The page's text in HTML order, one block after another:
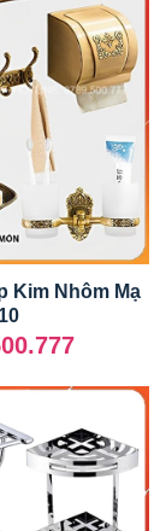
Kim Nhôm Mạ